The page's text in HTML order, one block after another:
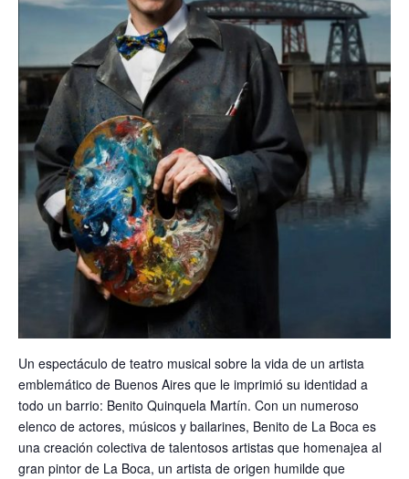
Un espectáculo de teatro musical sobre la vida de un artista
emblemático de Buenos Aires que le imprimió su identidad a
todo un barrio: Benito Quinquela Martín. Con un numeroso
elenco de actores, músicos y bailarines, Benito de La Boca es
una creación colectiva de talentosos artistas que homenajea al
gran pintor de La Boca, un artista de origen humilde que